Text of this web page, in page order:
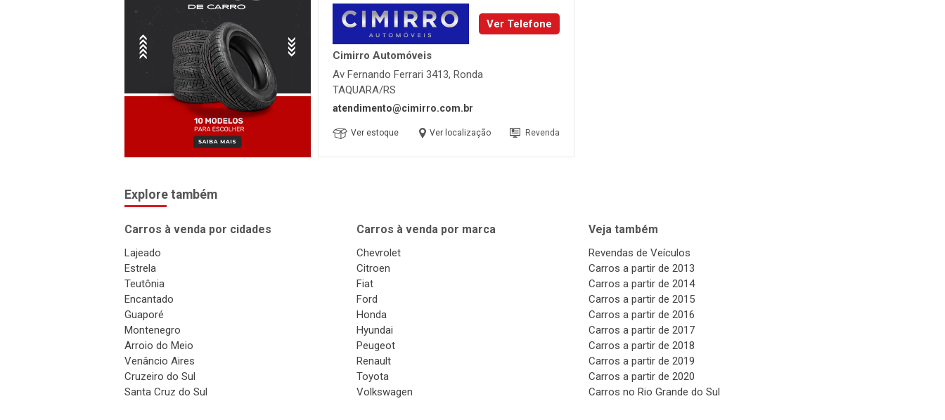
Ver Telefone
Cimirro Automóveis
Av Fernando Ferrari 3413, Ronda
TAQUARA/RS
atendimento@cimirro.com.br
Ver estoque Ver localização Revenda
Explore também
Carros à venda por cidades
Lajeado
Estrela
Teutônia
Encantado
Guaporé
Montenegro
Arroio do Meio
Venâncio Aires
Cruzeiro do Sul
Santa Cruz do Sul
Carros à venda por marca
Chevrolet
Citroen
Fiat
Ford
Honda
Hyundai
Peugeot
Renault
Toyota
Volkswagen
Veja também
Revendas de Veículos
Carros a partir de 2013
Carros a partir de 2014
Carros a partir de 2015
Carros a partir de 2016
Carros a partir de 2017
Carros a partir de 2018
Carros a partir de 2019
Carros a partir de 2020
Carros no Rio Grande do Sul